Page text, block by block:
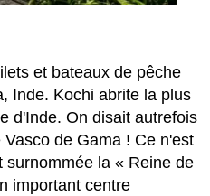
et bateaux de pêche
Inde. Kochi abrite la plus
d'Inde. On disait autrefois
de Gama ! Ce n'est
surnommée la « Reine de
important centre